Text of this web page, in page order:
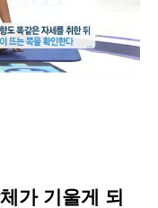
가 기울게 되